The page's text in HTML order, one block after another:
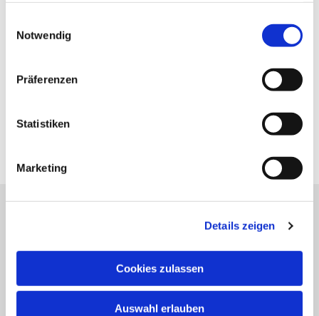
Notwendig
Präferenzen
Statistiken
Marketing
Details zeigen
Cookies zulassen
Auswahl erlauben
Pfarrei St. Benedikt Teltow-Fläming